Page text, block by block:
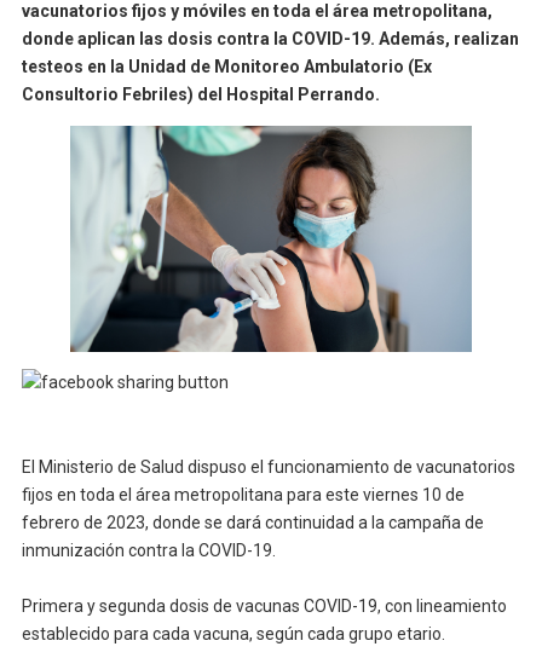
vacunatorios fijos y móviles en toda el área metropolitana,
donde aplican las dosis contra la COVID-19. Además, realizan
testeos en la Unidad de Monitoreo Ambulatorio (Ex
Consultorio Febriles) del Hospital Perrando.
El Ministerio de Salud dispuso el funcionamiento de vacunatorios
fijos en toda el área metropolitana para este viernes 10 de
febrero de 2023, donde se dará continuidad a la campaña de
inmunización contra la COVID-19.
Primera y segunda dosis de vacunas COVID-19, con lineamiento
establecido para cada vacuna, según cada grupo etario.